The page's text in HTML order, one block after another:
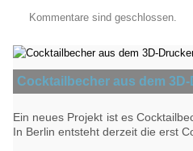
Kommentare sind geschlossen.
Cocktailbecher aus dem
Ein neues Projekt ist es
In Berlin entsteht derzeit die erst